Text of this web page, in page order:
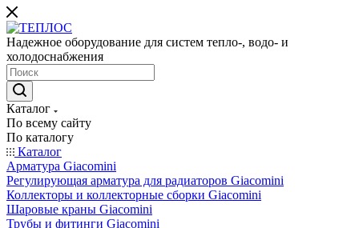
Надежное оборудование для систем тепло-, водо- и
холодоснабжения
Каталог
По всему сайту
По каталогу
Каталог
Арматура Giacomini
Регулирующая арматура для радиаторов Giacomini
Коллекторы и коллекторные сборки Giacomini
Шаровые краны Giacomini
Трубы и фитинги Giacomini